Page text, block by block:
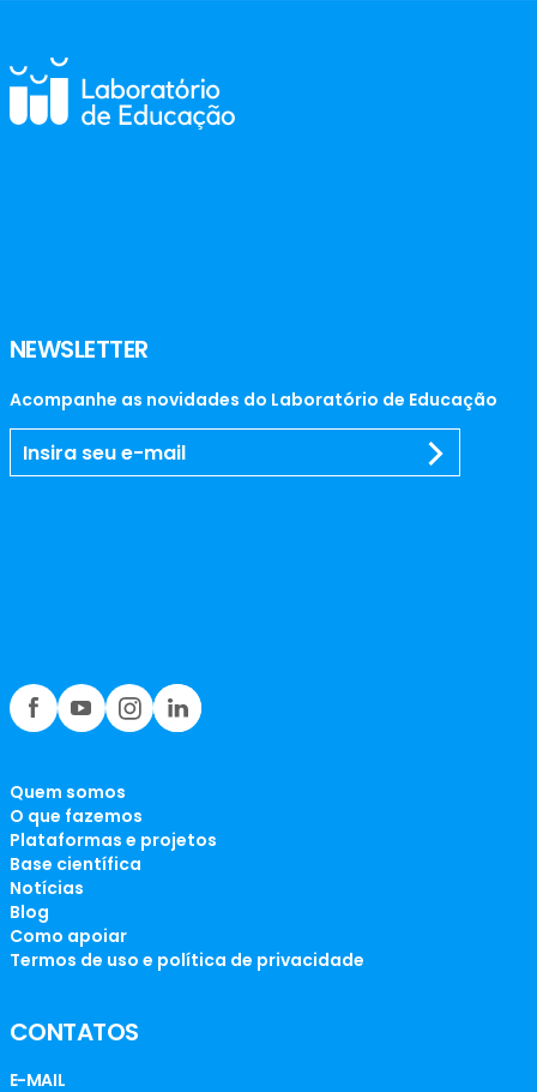
NEWSLETTER
Acompanhe as novidades do Laboratório de Educação
Quem somos
O que fazemos
Plataformas e projetos
Base científica
Notícias
Blog
Como apoiar
Termos de uso e política de privacidade
CONTATOS
E-MAIL